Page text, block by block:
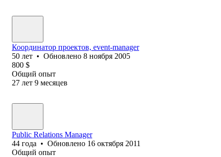
Координатор проектов, event-manager
50 лет • Обновлено 8 ноября 2005
800 $
Общий опыт
27 лет 9 месяцев
Public Relations Manager
44 года • Обновлено 16 октября 2011
Общий опыт